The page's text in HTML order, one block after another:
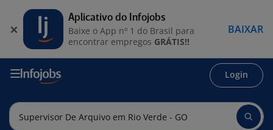
Login
Aplicativo do Infojobs
Baixe o App nº 1 do Brasil para
encontrar empregos GRÁTIS!!
BAIXAR